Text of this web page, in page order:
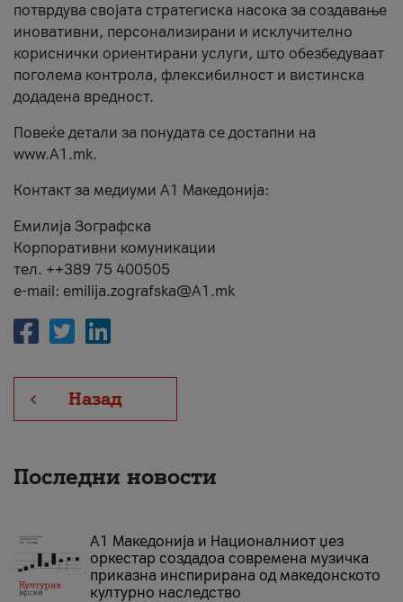
потврдува својата стратегиска насока за создавање
иновативни, персонализирани и исклучително
кориснички ориентирани услуги, што обезбедуваат
поголема контрола, флексибилност и вистинска
додадена вредност.
Повеќе детали за понудата се достапни на
www.А1.mk.
Контакт за медиуми А1 Македонија:
Емилија Зографска
Корпоративни комуникации
тел. ++389 75 400505
e-mail: emilija.zografska@A1.mk
Назад
Последни новости
А1 Македонија и Националниот џез
оркестар создадоа современа музичка
приказна инспирирана од македонското
културно наследство